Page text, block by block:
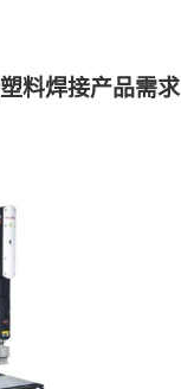
料焊接产品需求